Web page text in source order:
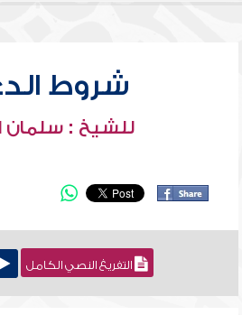
شروط
للشيخ : سلمان
التفريغ النصي الكامل